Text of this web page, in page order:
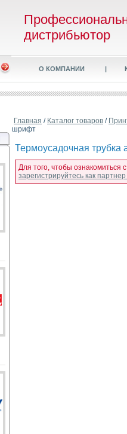
дистрибьютор
О КОМПАНИИ |
Главная / Каталог товаров /
шрифт
Термоусадочная
Для того, чтобы
зарегистрируйтесь как